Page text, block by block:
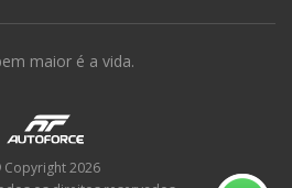
maior é a vida.
Copyright 2026